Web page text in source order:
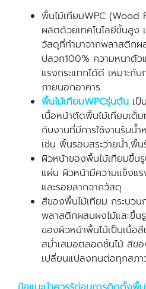
พื้นไม้เทียมWPC
ผลิตด้วยเทคโนโลยีขั้นสูง
วัสดุที่ทำมาจากพลาสติกผ
ปลวก100% ความหนาตั
แรงกระแทกได้ดี เหมาะกั
ภายนอกอาคาร
พื้นไม้เทียมWPCรุ่นตัน เ
เนื้อหน้าตัดพื้นไม้เทียมเต็
กับงานที่มีการใช้งานรับน้
เช่น พื้นรอบสระว่ายน้ำ,พื้
ผิวหน้าของพื้นไม้เทียมขึ้น
แผ่น ผิวหน้ามีความแข็งแ
และรอยลากจากวัสดุ
สีของพื้นไม้เทียม กระบวน
พลาสติกผสมผงไม้และขึ้น
ของผิวหน้าพื้นไม้เป็นเนื้อ
สม่ำเสมอตลอดชิ้นไม้ สีข
เปลี่ยนแปลงทนต่อทุกสภา